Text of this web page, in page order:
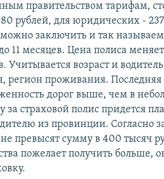
правительством тарифам,
рублей, для юридических -
заключить и так
11 месяцев. Цена полиса
Учитывается возраст и
регион проживания.
дорог выше, чем в
за страховой полис придется
из провинции. Согласно
превысят сумму в 400 тысяч
пожелает получить больше,